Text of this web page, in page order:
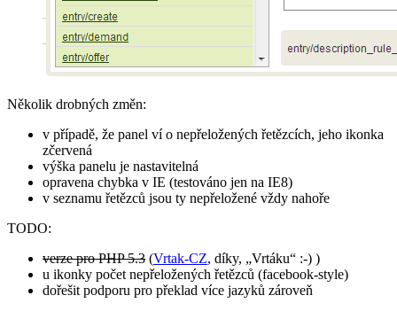
Několik drobných změn:
v případě, že panel ví o nepřeložených řetězcích, jeho ikonka
zčervená
výška panelu je nastavitelná
opravena chybka v IE (testováno jen na IE8)
v seznamu řetězců jsou ty nepřeložené vždy nahoře
TODO:
verze pro PHP 5.3 (Vrtak-CZ, díky, „Vrtáku“ :-) )
u ikonky počet nepřeložených řetězců (facebook-style)
dořešit podporu pro překlad více jazyků zároveň